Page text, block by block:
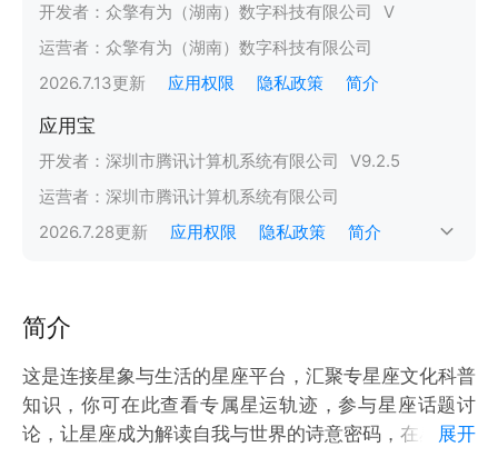
开发者： 众擎有为（湖南）数字科技有限公司
V
运营者： 众擎有为（湖南）数字科技有限公司
2026.7.13更新 应用权限 隐私政策 简介
应用宝
开发者： 深圳市腾讯计算机系统有限公司 V9.2.5
运营者： 深圳市腾讯计算机系统有限公司
2026.7.28更新 应用权限 隐私政策 简介
简介
这是连接星象与生活的星座平台，汇聚专星座文化科普
知识，你可在此查看专属星运轨迹，参与星座话题讨
论，让星座成为解读自我与世界的诗意密码，在星轨流
展开